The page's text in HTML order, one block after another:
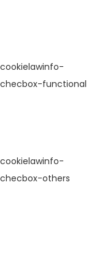
cookielawinfo-
checbox-functional
cookielawinfo-
checbox-others